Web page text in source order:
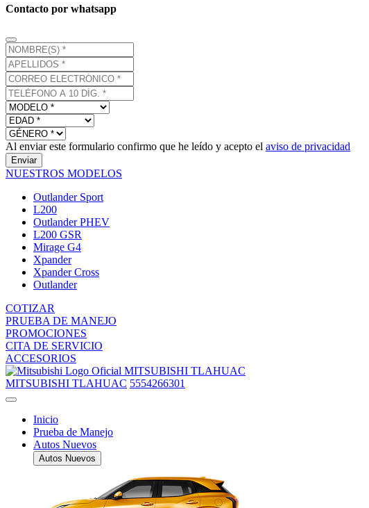
Contacto por whatsapp
Al enviar este formulario confirmo que he leído y acepto el aviso de privacidad
Enviar
NUESTROS MODELOS
Outlander Sport
L200
Outlander PHEV
L200 GSR
Mirage G4
Xpander
Xpander Cross
Outlander
COTIZAR
PRUEBA DE MANEJO
PROMOCIONES
CITA DE SERVICIO
ACCESORIOS
MITSUBISHI TLAHUAC
MITSUBISHI TLAHUAC 5554266301
Inicio
Prueba de Manejo
Autos Nuevos
Autos Nuevos